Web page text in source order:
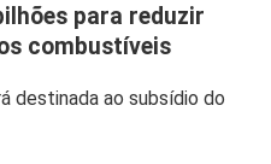
para reduzir
combustíveis
destinada ao subsídio do